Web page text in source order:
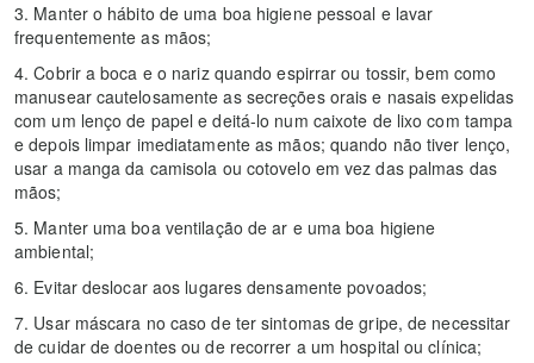
3. Manter o hábito de uma boa higiene pessoal e lavar
frequentemente as mãos;
4. Cobrir a boca e o nariz quando espirrar ou tossir, bem como
manusear cautelosamente as secreções orais e nasais expelidas
com um lenço de papel e deitá-lo num caixote de lixo com tampa
e depois limpar imediatamente as mãos; quando não tiver lenço,
usar a manga da camisola ou cotovelo em vez das palmas das
mãos;
5. Manter uma boa ventilação de ar e uma boa higiene
ambiental;
6. Evitar deslocar aos lugares densamente povoados;
7. Usar máscara no caso de ter sintomas de gripe, de necessitar
de cuidar de doentes ou de recorrer a um hospital ou clínica;